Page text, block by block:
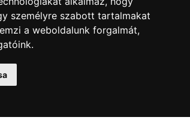
személyre szabott tartalmakat
a weboldalunk forgalmát,